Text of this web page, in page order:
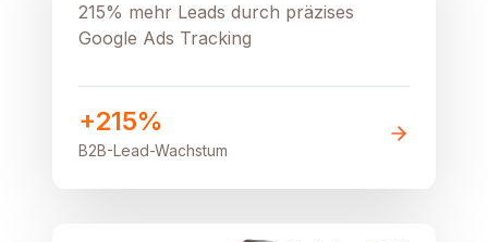
215% mehr Leads durch präzises
Google Ads Tracking
+215%
B2B-Lead-Wachstum
E-Commerce